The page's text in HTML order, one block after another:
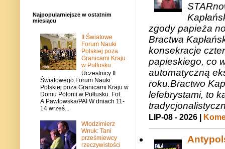
zgody papieża
Bractwa
konsekracje
papieskiego, co
automatyczną
roku.Bractwo
lefebrystami, to
LIP-08 - 2026 |
Najpopularniejsze w ostatnim
miesiącu
II Światowe
Forum Nauki
Polskiej poza
Granicami Kraju
w Pułtusku
Uczestnicy II
Światowego Forum Nauki
Polskiej poza Granicami Kraju w
Domu Polonii w Pułtusku. Fot.
A.Pawłowska/PAI W dniach 11-
14 wrześ...
Włodzimierz
Wnuk: Tani
prześmiewcy
rzeczywistości